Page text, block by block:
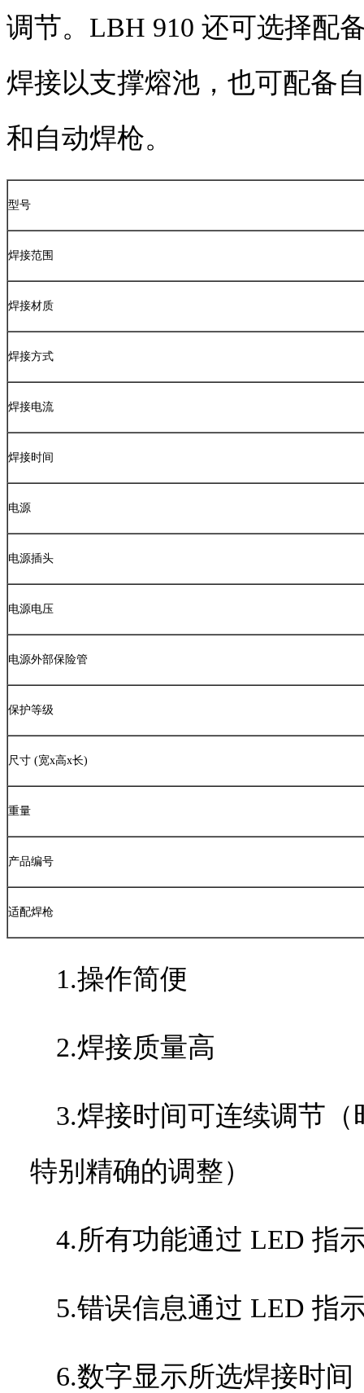
调节。 LBH 910 还可选择配
焊接以支撑熔池，也可配备
和自动焊枪。
型号
焊接范围
焊接材质
焊接方式
焊接电流
焊接时间
电源
电源插头
电源电压
电源外部保险管
保护等级
尺寸 (宽x高x长)
重量
产品编号
适配焊枪
1.操作简便
2.焊接质量高
3.焊接时间可连续调节
特别精确的调整）
4.所有功能通过 LED指
5.错误信息通过 LED指
6.数字显示所选焊接时间